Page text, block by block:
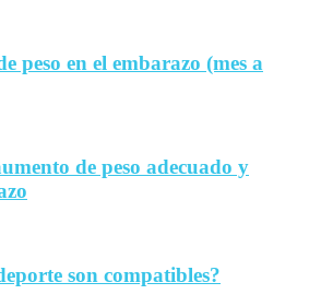
peso en el embarazo (mes a
de peso adecuado y
son compatibles?